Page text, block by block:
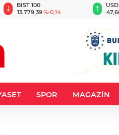
BIST 100
13.779,39%-0,14
USD
SPOR MAGAZİN